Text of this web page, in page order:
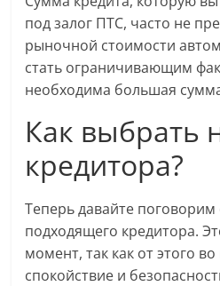
под залог ПТС, часто не
рыночной стоимости
стать ограничивающим
необходима большая
Как выбрать
кредитора?
Теперь давайте
подходящего кредитора.
момент, так как от этого
спокойствие и